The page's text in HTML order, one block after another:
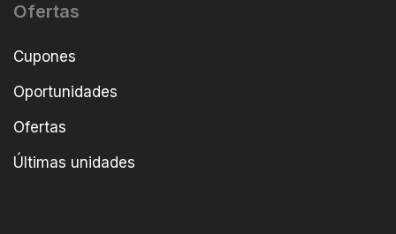
Ofertas
Cupones
Oportunidades
Ofertas
Últimas unidades